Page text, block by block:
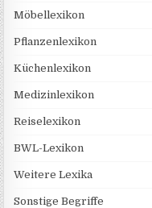
Möbellexikon
Pflanzenlexikon
Küchenlexikon
Medizinlexikon
Reiselexikon
BWL-Lexikon
Weitere Lexika
Sonstige Begriffe